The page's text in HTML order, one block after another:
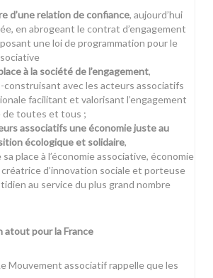
d’une relation de confiance, aujourd’hui
en abrogeant le contrat d’engagement
une loi de programmation pour le
à la société de l’engagement,
construisant avec les acteurs associatifs
facilitant et valorisant l’engagement
de toutes et tous ;
associatifs une économie juste au
écologique et solidaire,
place à l’économie associative, économie
d’innovation sociale et porteuse
au service du plus grand nombre
atout pour la France
Mouvement associatif rappelle que les